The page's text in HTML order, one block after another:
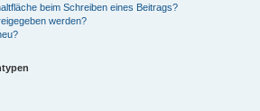
beim Schreiben eines Beitrags?
werden?